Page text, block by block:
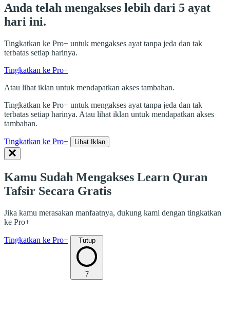
Anda telah mengakses lebih dari 5 ayat
hari ini.
Tingkatkan ke Pro+ untuk mengakses ayat tanpa jeda dan tak
terbatas setiap harinya.
Tingkatkan ke Pro+
Atau lihat iklan untuk mendapatkan akses tambahan.
Tingkatkan ke Pro+ untuk mengakses ayat tanpa jeda dan tak
terbatas setiap harinya. Atau lihat iklan untuk mendapatkan akses
tambahan.
Tingkatkan ke Pro+ Lihat Iklan
Kamu Sudah Mengakses Learn Quran
Tafsir Secara Gratis
Jika kamu merasakan manfaatnya, dukung kami dengan tingkatkan
ke Pro+
Tingkatkan ke Pro+ Tutup
7